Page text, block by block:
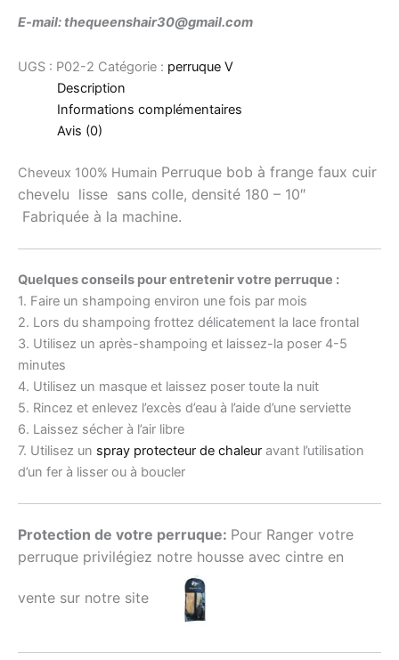
E-mail: thequeenshair30@gmail.com
UGS : P02-2 Catégorie : perruque V
Description
Informations complémentaires
Avis (0)
Cheveux 100% Humain Perruque bob à frange faux cuir
chevelu lisse sans colle, densité 180 – 10″
Fabriquée à la machine.
Quelques conseils pour entretenir votre perruque :
1. Faire un shampoing environ une fois par mois
2. Lors du shampoing frottez délicatement la lace frontal
3. Utilisez un après-shampoing et laissez-la poser 4-5
minutes
4. Utilisez un masque et laissez poser toute la nuit
5. Rincez et enlevez l’excès d’eau à l’aide d’une serviette
6. Laissez sécher à l’air libre
7. Utilisez un spray protecteur de chaleur avant l’utilisation
d’un fer à lisser ou à boucler
Protection de votre perruque: Pour Ranger votre
perruque privilégiez notre housse avec cintre en
vente sur notre site